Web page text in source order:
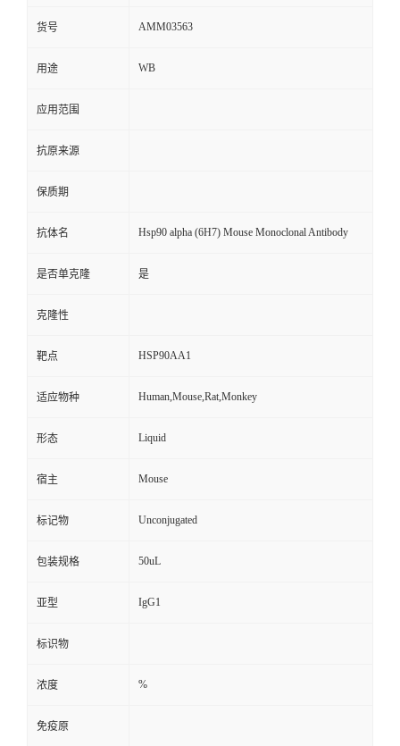
货号 AMM03563
用途 WB
应用范围
抗原来源
保质期
抗体名 Hsp90 alpha (6H7) Mouse Monoclonal Antibody
是否单克隆 是
克隆性
靶点 HSP90AA1
适应物种 Human,Mouse,Rat,Monkey
形态 Liquid
宿主 Mouse
标记物 Unconjugated
包装规格 50uL
亚型 IgG1
标识物
浓度 %
免疫原